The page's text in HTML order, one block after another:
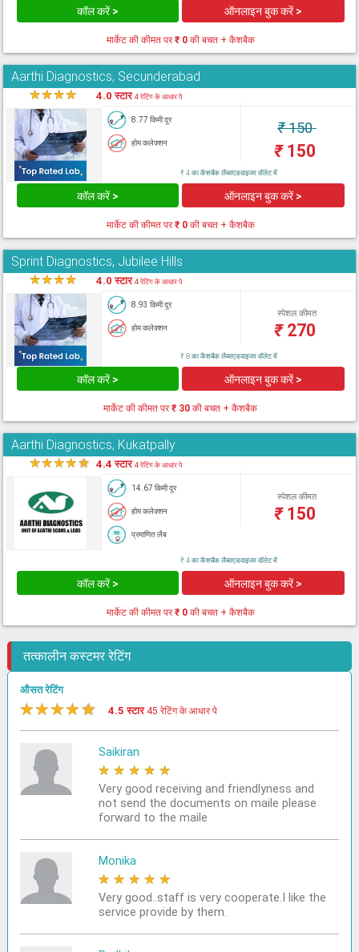
कॉल करें > ऑनलाइन बुक करें >
मार्केट की कीमत पर₹ 0की बचत + कैशबैक
Aarthi Diagnostics, Secunderabad
★★★★ 4.0 स्टार4 रेटिंग के आधार पे
8.77 किमी दूर
होम कलेक्शन
₹150
₹150
₹ 4 का कैशबैक लैब्सएडवाइजर वॉलेट में
कॉल करें > ऑनलाइन बुक करें >
मार्केट की कीमत पर₹ 0की बचत + कैशबैक
Sprint Diagnostics, Jubilee Hills
★★★★ 4.0 स्टार4 रेटिंग के आधार पे
8.93 किमी दूर
होम कलेक्शन
स्पेशल कीमत
₹270
₹ 8 का कैशबैक लैब्सएडवाइजर वॉलेट में
कॉल करें > ऑनलाइन बुक करें >
मार्केट की कीमत पर₹ 30 की बचत + कैशबैक
Aarthi Diagnostics, Kukatpally
★★★★★ 4.4 स्टार4 रेटिंग के आधार पे
14.67 किमी दूर
होम कलेक्शन
प्रमाणित लैब
स्पेशल कीमत
₹150
₹ 4 का कैशबैक लैब्सएडवाइजर वॉलेट में
कॉल करें > ऑनलाइन बुक करें >
मार्केट की कीमत पर₹ 0की बचत + कैशबैक
तत्कालीन कस्टमर रेटिंग
औसत रेटिंग
★★★★★ 4.5 स्टार 45 रेटिंग के आधार पे
Saikiran
★ ★ ★ ★ ★
Very good receiving and friendlyness and
not send the documents on maile please
forward to the maile
Monika
★ ★ ★ ★ ★
Very good..staff is very cooperate.I like the
service provide by them.